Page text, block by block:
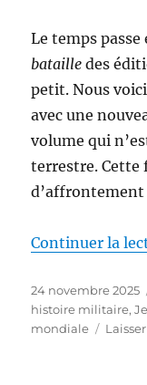
Le temps
bataille des
petit. Nous
avec une
volume qui
terrestre. Cette
d’affrontement
Continuer la
Publié
le
24 novembre 2025
histoire militaire,
mondiale